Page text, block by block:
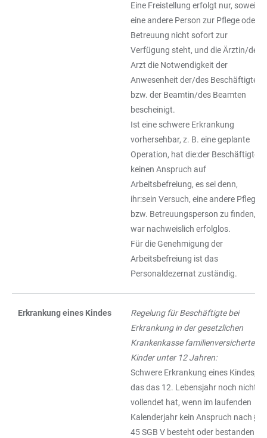
Eine Freistellung erfolgt nur, soweit
eine andere Person zur Pflege oder
Betreuung nicht sofort zur
Verfügung steht, und die Ärztin/der
Arzt die Notwendigkeit der
Anwesenheit der/des Beschäftigten
bzw. der Beamtin/des Beamten
bescheinigt.
Ist eine schwere Erkrankung
vorhersehbar, z. B. eine geplante
Operation, hat die:der Beschäftigte
keinen Anspruch auf
Arbeitsbefreiung, es sei denn,
ihr:sein Versuch, eine andere Pflege-
bzw. Betreuungsperson zu finden,
war nachweislich erfolglos.
Für die Genehmigung der
Arbeitsbefreiung ist das
Personaldezernat zuständig.
Erkrankung eines Kindes
Regelung für Beschäftigte bei
Erkrankung in der gesetzlichen
Krankenkasse familienversicherter
Kinder unter 12 Jahren:
Schwere Erkrankung eines Kindes,
das das 12. Lebensjahr noch nicht
vollendet hat, wenn im laufenden
Kalenderjahr kein Anspruch nach §
45 SGB V besteht oder bestanden